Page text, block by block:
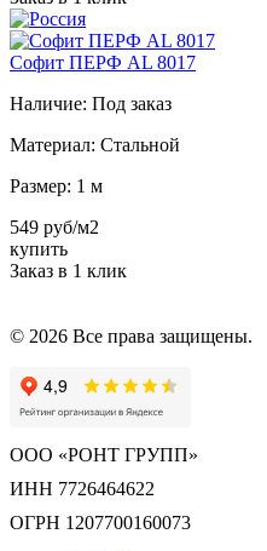
Софит ПЕРФ AL 8017
Наличие: Под заказ
Материал: Стальной
Размер: 1 м
549 руб/м2
купить
Заказ в 1 клик
© 2026 Все права защищены.
ООО «РОНТ ГРУПП»
ИНН 7726464622
ОГРН 1207700160073